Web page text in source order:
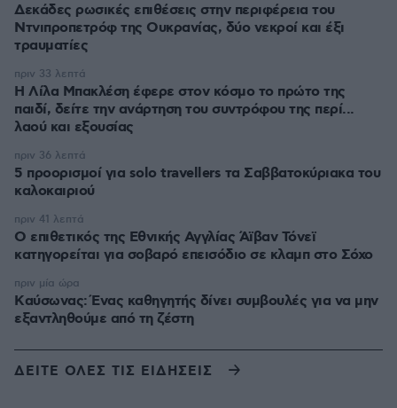
Δεκάδες ρωσικές επιθέσεις στην περιφέρεια του
Ντνιπροπετρόφ της Ουκρανίας, δύο νεκροί και έξι
τραυματίες
Η Λίλα Μπακλέση έφερε στον κόσμο το πρώτο της
παιδί, δείτε την ανάρτηση του συντρόφου της περί...
λαού και εξουσίας
πριν 33 λεπτά
5 προορισμοί για solo travellers τα Σαββατοκύριακα του
καλοκαιριού
πριν 36 λεπτά
Ο επιθετικός της Εθνικής Αγγλίας Άϊβαν Τόνεϊ
κατηγορείται για σοβαρό επεισόδιο σε κλαμπ στο Σόχο
πριν 41 λεπτά
Kαύσωνας: Ένας καθηγητής δίνει συμβουλές για να μην
εξαντληθούμε από τη ζέστη
πριν μία ώρα
ΔΕΙΤΕ ΟΛΕΣ ΤΙΣ ΕΙΔΗΣΕΙΣ